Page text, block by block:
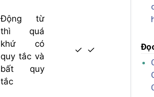
Động từ
thì quá
khứ có
quy tắc và
bất quy
tắc
✓ ✓